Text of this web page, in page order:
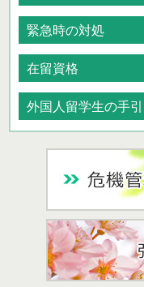
緊急時の対処
在留資格
外国人留学生の手引